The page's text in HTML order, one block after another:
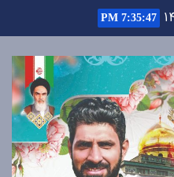
7:35:48 PM